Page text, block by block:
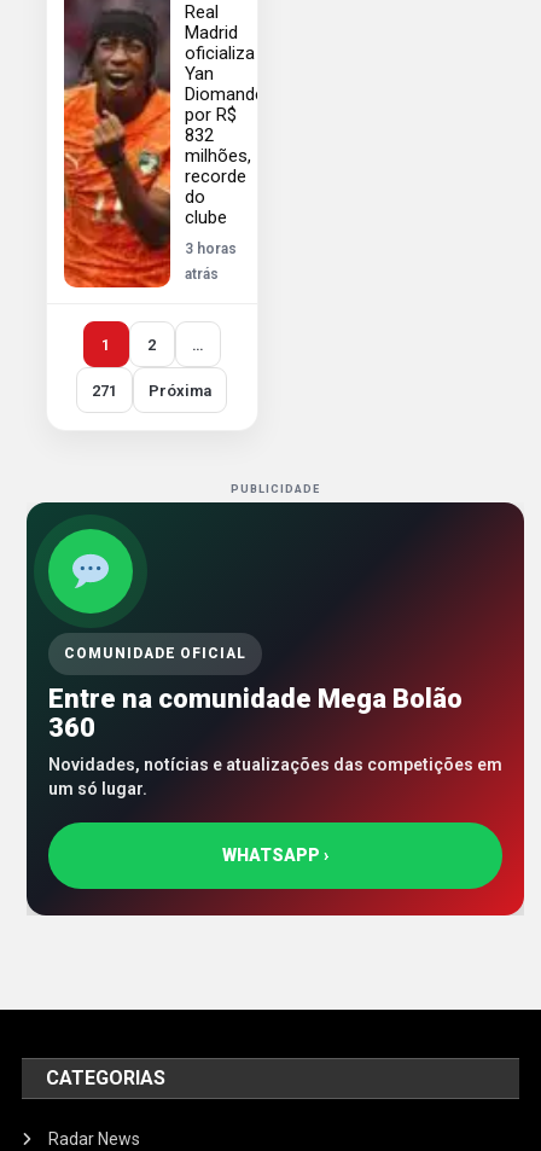
Real
Madrid
oficializa
Yan
Diomande
por R$
832
milhões,
recorde
do
clube
3 horas
atrás
1 2 …
271 Próxima
PUBLICIDADE
COMUNIDADE OFICIAL
Entre na comunidade Mega Bolão
360
Novidades, notícias e atualizações das competições em
um só lugar.
WHATSAPP ›
CATEGORIAS
Radar News